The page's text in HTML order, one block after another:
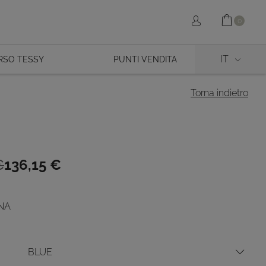
Sign in 0
TESSY PUNTI VENDITA IT
Torna indietro
136,15 €
BLUE